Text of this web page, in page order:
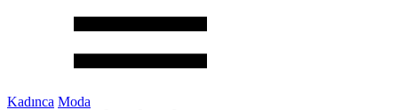
Kadınca Moda